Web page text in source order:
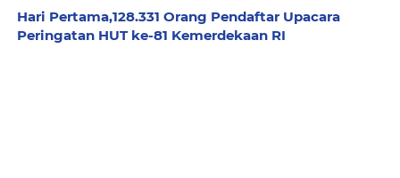
Hari Pertama,128.331 Orang Pendaftar Upacara
Peringatan HUT ke-81 Kemerdekaan RI